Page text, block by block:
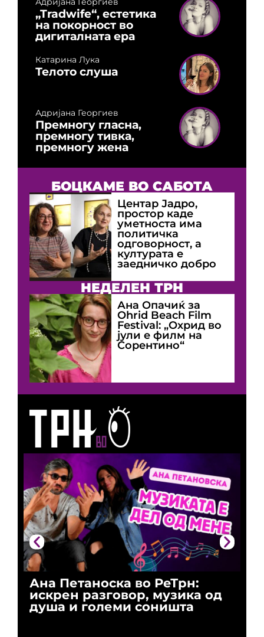
Ана Петаноска во РеТрн:
искрен разговор, музика од
душа и големи соништа
„Tradwife“, естетика
на покорност во
дигиталната ера
Катарина Лука
Телото слуша
Адријана Георгиев
Премногу гласна,
премногу тивка,
премногу жена
БОЦКАМЕ ВО САБОТА
Центар Јадро,
простор каде
уметноста има
политичка
одговорност, а
културата е
заедничко добро
НЕДЕЛЕН ТРН
Ана Опачиќ за
Оhrid Beach Film
Festival: „Охрид во
јули е филм на
Сорентино“